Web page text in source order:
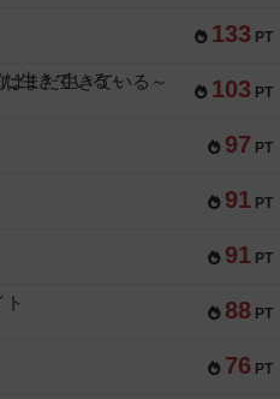
133 PT
103 PT
まだ生きている～
97 PT
91 PT
91 PT
88 PT
76 PT